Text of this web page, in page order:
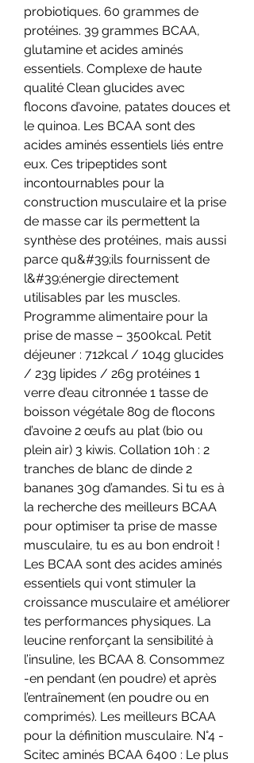
probiotiques. 60 grammes de
protéines. 39 grammes BCAA,
glutamine et acides aminés
essentiels. Complexe de haute
qualité Clean glucides avec
flocons d’avoine, patates douces et
le quinoa. Les BCAA sont des
acides aminés essentiels liés entre
eux. Ces tripeptides sont
incontournables pour la
construction musculaire et la prise
de masse car ils permettent la
synthèse des protéines, mais aussi
parce qu&#39;ils fournissent de
l&#39;énergie directement
utilisables par les muscles.
Programme alimentaire pour la
prise de masse – 3500kcal. Petit
déjeuner : 712kcal / 104g glucides
/ 23g lipides / 26g protéines 1
verre d’eau citronnée 1 tasse de
boisson végétale 80g de flocons
d’avoine 2 œufs au plat (bio ou
plein air) 3 kiwis. Collation 10h : 2
tranches de blanc de dinde 2
bananes 30g d’amandes. Si tu es à
la recherche des meilleurs BCAA
pour optimiser ta prise de masse
musculaire, tu es au bon endroit !
Les BCAA sont des acides aminés
essentiels qui vont stimuler la
croissance musculaire et améliorer
tes performances physiques. La
leucine renforçant la sensibilité à
l’insuline, les BCAA 8. Consommez
-en pendant (en poudre) et après
l’entraînement (en poudre ou en
comprimés). Les meilleurs BCAA
pour la définition musculaire. N°4 -
Scitec aminés BCAA 6400 : Le plus